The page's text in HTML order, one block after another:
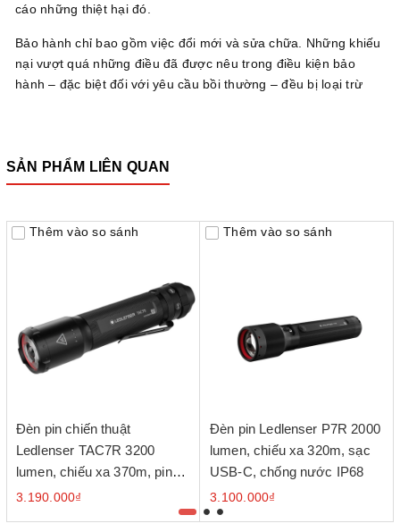
cáo những thiệt hại đó.
Bảo hành chỉ bao gồm việc đổi mới và sửa chữa. Những khiếu
nại vượt quá những điều đã được nêu trong điều kiện bảo
hành – đặc biệt đối với yêu cầu bồi thường – đều bị loại trừ
SẢN PHẨM LIÊN QUAN
Thêm vào so sánh
Đèn pin chiến thuật
Ledlenser TAC7R 3200
lumen, chiếu xa 370m, pin
21700, sạc USB-C
3.190.000₫
Thêm vào so sánh
Đèn pin Ledlenser P7R 2000
lumen, chiếu xa 320m, sạc
USB-C, chống nước IP68
3.100.000₫